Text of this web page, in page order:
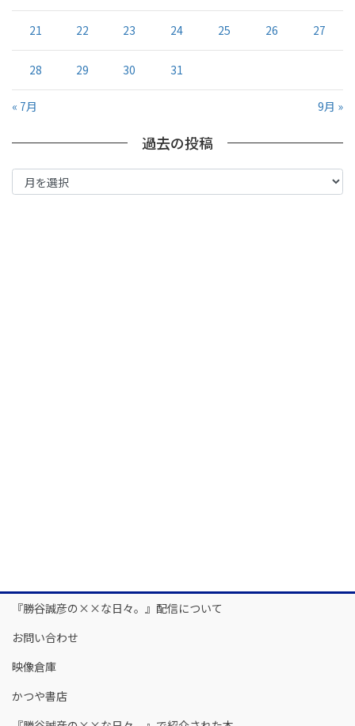
21 22 23 24 25 26 27
28 29 30 31
« 7月 9月 »
過去の投稿
過
去
『勝谷誠彦の××な日々。』配信について
お問い合わせ
映像倉庫
かつや書店